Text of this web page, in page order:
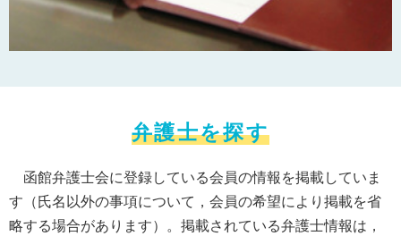
弁護士を探す
函館弁護士会に登録している会員の情報を掲載していま
す（氏名以外の事項について，会員の希望により掲載を省
略する場合があります）。掲載されている弁護士情報は，